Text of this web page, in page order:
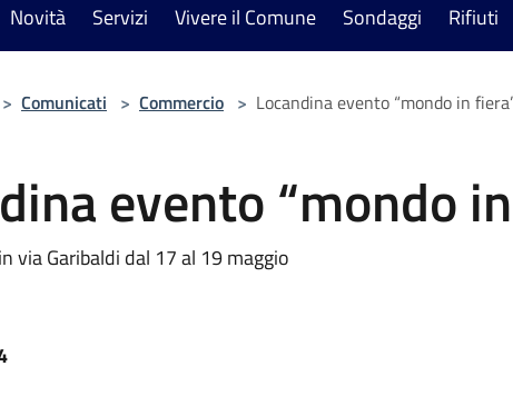
Novità Servizi Vivere il Comune Sondaggi Rifiuti
> Comunicati > Commercio > Locandina evento “mondo in
evento “mondo
via Garibaldi dal 17 al 19 maggio